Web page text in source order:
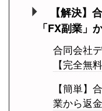
【解決】
「FX副業」
合同会社
【完全無料
【簡単】
業から返